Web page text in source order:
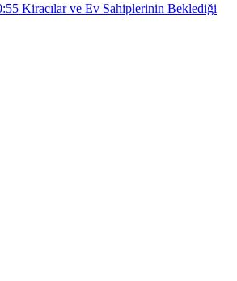
Kiracılar ve Ev Sahiplerinin Beklediği